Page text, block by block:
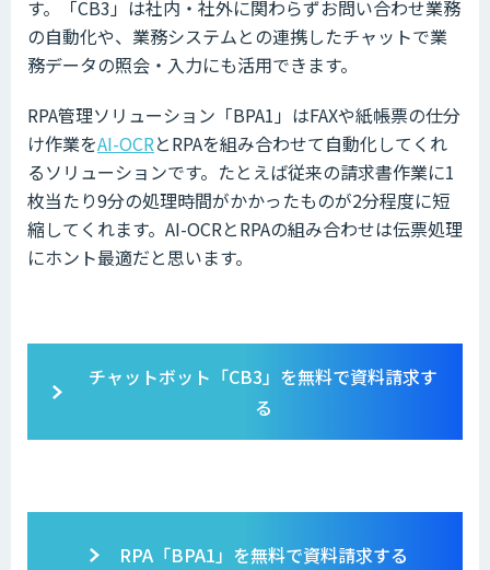
す。「CB3」は社内・社外に関わらずお問い合わせ業務
の自動化や、業務システムとの連携したチャットで業
務データの照会・入力にも活用できます。
RPA管理ソリューション「BPA1」はFAXや紙帳票の仕分
け作業をAI-OCRとRPAを組み合わせて自動化してくれ
るソリューションです。たとえば従来の請求書作業に1
枚当たり9分の処理時間がかかったものが2分程度に短
縮してくれます。AI-OCRとRPAの組み合わせは伝票処理
にホント最適だと思います。
チャットボット「CB3」を無料で資料請求す
る
RPA「BPA1」を無料で資料請求する